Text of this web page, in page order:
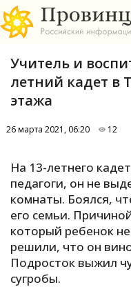
А
Б
В
Учитель и
летний кадет в
этажа
26 марта 2021, 06:20 12
На 13-летнего
педагоги, он не
комнаты. Боялся,
его семьи.
который ребенок
решили, что он
Подросток выжил
сугробы.